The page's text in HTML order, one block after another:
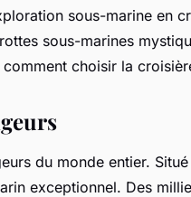
sous-marine en
sous-marines
choisir la
du monde entier.
exceptionnel. Des